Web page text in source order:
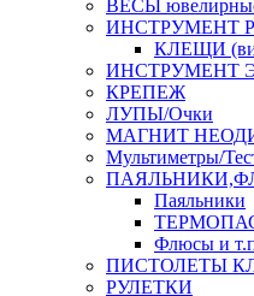
ВЕСЫ
ИНСТРУМЕНТ
КЛЕЩИ
ИНСТРУМЕНТ
КРЕПЕЖ
ЛУПЫ/Очки
МАГНИТ
Мультиметры/
Паяльники
Флюсы и
ПИСТОЛЕТЫ
РУЛЕТКИ